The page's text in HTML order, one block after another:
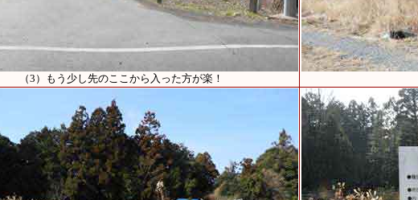
（3）もう少し先のここから入った方が楽！